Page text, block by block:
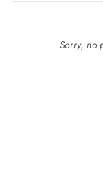
Sorry, no